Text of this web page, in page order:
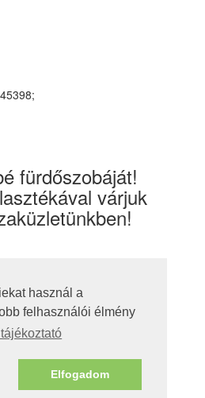
használ a
felhasználói élmény
Elfogadom
fürdőszobáját!
várjuk